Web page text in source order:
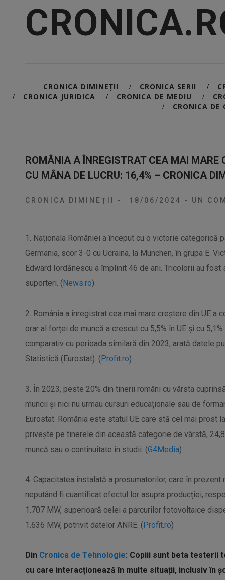
CRONICA DIMINEȚII / CRONICA SERII /
/ CRONICA JURIDICA / CRONICA DE MEDIU /
/ CRONICA DE
ROMÂNIA A ÎNREGISTRAT CEA MAI MARE
CU MÂNA DE LUCRU: 16,4% – CRONICA
CRONICA DIMINEȚII - 18/06/2024 - UN
1. Naţionala României a început cu o victorie categorică
Germania, scor 3-0 cu Ucraina, la Munchen, în grupa E.
Edward Iordănescu a împlinit 46 de ani. Tricolorii au
suporteri. (News.ro)
2. România a înregistrat cea mai mare creștere din UE a
orar al forței de muncă a crescut cu 5,5% în UE și cu
comparativ cu perioada similară din 2023, arată datele
Statistică (Eurostat). (Profit.ro)
3. În 2023, peste 20% din tinerii români cu vârsta
muncii și nici nu urmau cursuri educaționale sau de
Eurostat. România este statul UE care stă cel mai prost
privește pe tinerele din această categorie de vârstă,
muncă sau o continuitate în studii. (G4Media)
4. Capacitatea instalată a prosumatorilor, care în
neputând fi cuantificat efectul lor asupra producției,
1.707 MW, superioară celei a parcurilor fotovoltaice
1.636 MW, potrivit datelor ANRE. (Profit.ro)
Din Cronica de Tehnologie: Copiii sunt beta testerii
cu care interacționează în multe situații, inclusiv în